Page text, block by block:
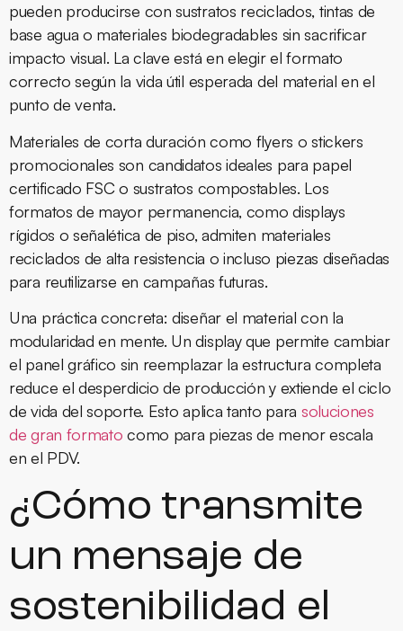
pueden producirse con sustratos reciclados, tintas de
base agua o materiales biodegradables sin sacrificar
impacto visual. La clave está en elegir el formato
correcto según la vida útil esperada del material en el
punto de venta.
Materiales de corta duración como flyers o stickers
promocionales son candidatos ideales para papel
certificado FSC o sustratos compostables. Los
formatos de mayor permanencia, como displays
rígidos o señalética de piso, admiten materiales
reciclados de alta resistencia o incluso piezas diseñadas
para reutilizarse en campañas futuras.
Una práctica concreta: diseñar el material con la
modularidad en mente. Un display que permite cambiar
el panel gráfico sin reemplazar la estructura completa
reduce el desperdicio de producción y extiende el ciclo
de vida del soporte. Esto aplica tanto para soluciones
de gran formato como para piezas de menor escala
en el PDV.
¿Cómo transmite
un mensaje de
sostenibilidad el